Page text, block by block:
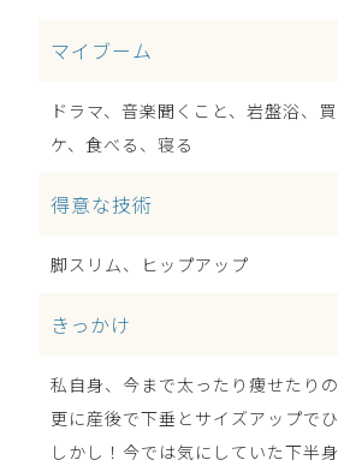
マイブーム
ドラマ、音楽聞くこと、岩盤浴、
ケ、食べる、寝る
得意な技術
脚スリム、ヒップアップ
きっかけ
私自身、今まで太ったり痩せたりの
更に産後で下垂とサイズアップで
しかし！今では気にしていた下半